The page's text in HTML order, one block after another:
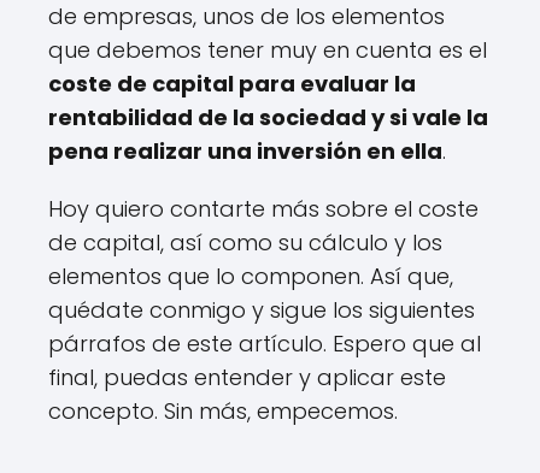
de empresas, unos de los elementos
que debemos tener muy en cuenta es el
coste de capital para evaluar la
rentabilidad de la sociedad y si vale la
pena realizar una inversión en ella.
Hoy quiero contarte más sobre el coste
de capital, así como su cálculo y los
elementos que lo componen. Así que,
quédate conmigo y sigue los siguientes
párrafos de este artículo. Espero que al
final, puedas entender y aplicar este
concepto. Sin más, empecemos.